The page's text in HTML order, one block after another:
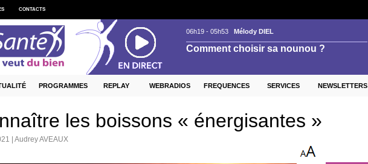
les boissons « énergisantes »
| Audrey AVEAUX
CONTACTS
PROGRAMMES REPLAY WEBRADIOS FREQUENCES SERVICES NEWSLETTERS